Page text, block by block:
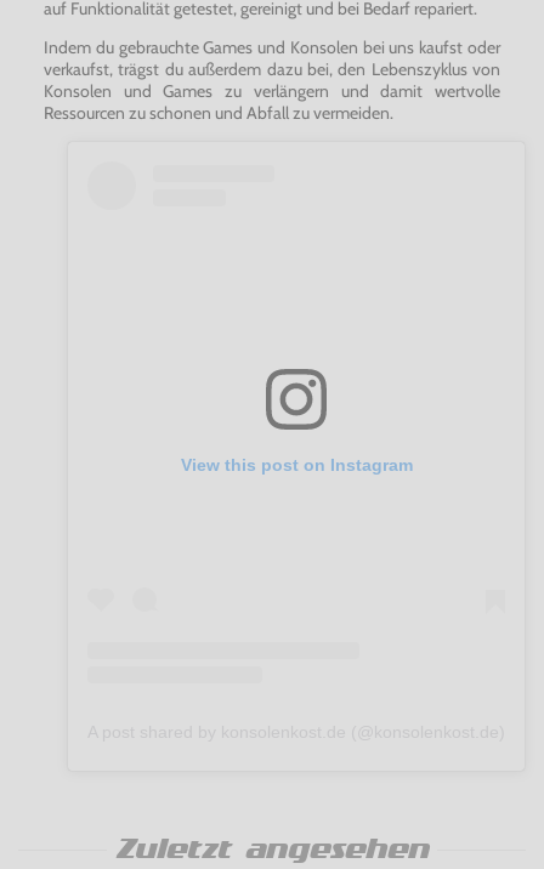
auf Funktionalität getestet, gereinigt und bei Bedarf repariert.
Indem du gebrauchte Games und Konsolen bei uns kaufst oder
verkaufst, trägst du außerdem dazu bei, den Lebenszyklus von
Konsolen und Games zu verlängern und damit wertvolle
Ressourcen zu schonen und Abfall zu vermeiden.
View this post on Instagram
Zuletzt angesehen